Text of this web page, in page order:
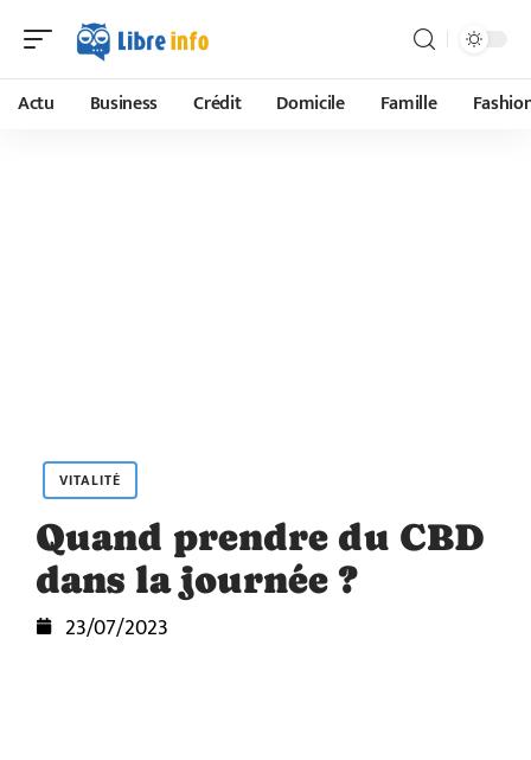
Actu Business Crédit Domicile Famille
VITALITÉ
Quand prendre du CBD
dans la journée ?
23/07/2023